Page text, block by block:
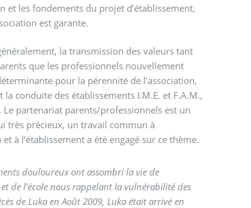
et les fondements du projet d’établissement,
est garante.
la transmission des valeurs tant
que les professionnels nouvellement
pour la pérennité de l’association,
la conduite des établissements I.M.E. et F.A.M.,
Le partenariat parents/professionnels est un
très précieux, un travail commun à
et à l’établissement a été engagé sur ce thème.
douloureux ont assombri la vie de
et de l’école nous rappelant la vulnérabilité des
de Luka en Août 2009, Luka était arrivé en